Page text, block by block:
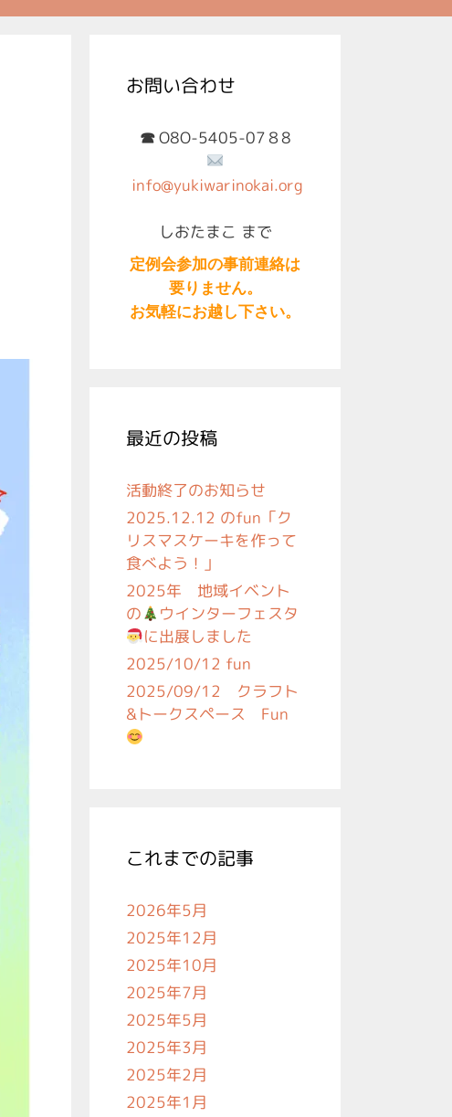
お問い合わせ
☎︎ O8O-5405-07８8
info@yukiwarinokai.org
しおたまこ まで
定例会参加の事前連絡は
要りません。
お気軽にお越し下さい。
最近の投稿
活動終了のお知らせ
2025.12.12 のfun「ク
リスマスケーキを作って
食べよう！」
2025年 地域イベント
の
ウインターフェスタ
に出展しました
2025/10/12 fun
2025/09/12 クラフト
&トークスペース Fun
これまでの記事
2026年5月
2025年12月
2025年10月
2025年7月
2025年5月
2025年3月
2025年2月
2025年1月